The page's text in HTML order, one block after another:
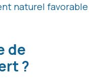
naturel favorable
de
?